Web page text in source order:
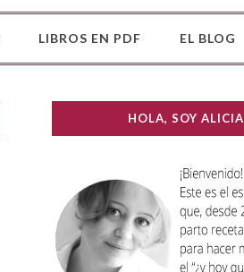
LIBROS EN PDF EL BLOG
HOLA, SOY ALICIA